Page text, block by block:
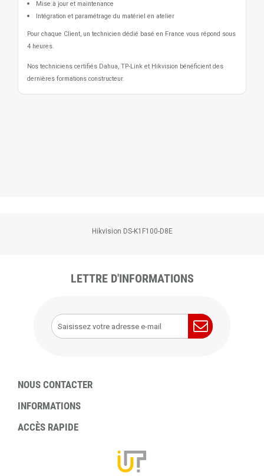
Mise à jour et maintenance
Intégration et paramétrage du matériel en atelier
Pour chaque Client, un technicien dédié basé en France vous répond sous
4 heures.
Nos techniciens certifiés Dahua, TP-Link et Hikvision bénéficient des
dernières formations constructeur.
Hikvision DS-K1F100-D8E
LETTRE D'INFORMATIONS
NOUS CONTACTER
INFORMATIONS
ACCÈS RAPIDE